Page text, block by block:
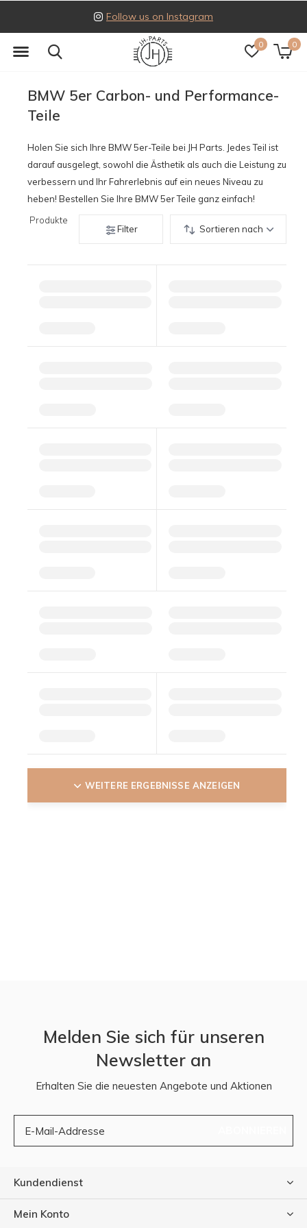
0 0
Follow us on Instagram
BMW 5er Carbon- und Performance-
Teile
Holen Sie sich Ihre BMW 5er-Teile bei JH Parts. Jedes Teil ist
darauf ausgelegt, sowohl die Ästhetik als auch die Leistung zu
verbessern und Ihr Fahrerlebnis auf ein neues Niveau zu
heben! Bestellen Sie Ihre BMW 5er Teile ganz einfach!
Produkte
Filter
Sortieren nach
WEITERE ERGEBNISSE ANZEIGEN
Melden Sie sich für unseren
Newsletter an
Erhalten Sie die neuesten Angebote und Aktionen
Kundendienst
Mein Konto